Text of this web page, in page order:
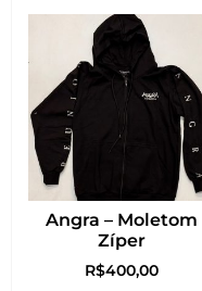
Angra – Moletom
Zíper
R$400,00